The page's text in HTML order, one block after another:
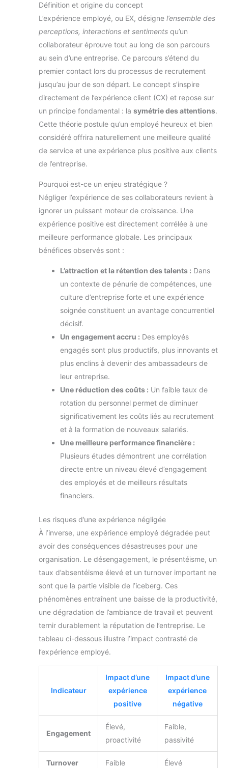
Définition et origine du concept
L’expérience employé, ou EX, désigne l’ensemble des
perceptions, interactions et sentiments qu’un
collaborateur éprouve tout au long de son parcours
au sein d’une entreprise. Ce parcours s’étend du
premier contact lors du processus de recrutement
jusqu’au jour de son départ. Le concept s’inspire
directement de l’expérience client (CX) et repose sur
un principe fondamental : la symétrie des attentions.
Cette théorie postule qu’un employé heureux et bien
considéré offrira naturellement une meilleure qualité
de service et une expérience plus positive aux clients
de l’entreprise.
Pourquoi est-ce un enjeu stratégique ?
Négliger l’expérience de ses collaborateurs revient à
ignorer un puissant moteur de croissance. Une
expérience positive est directement corrélée à une
meilleure performance globale. Les principaux
bénéfices observés sont :
L’attraction et la rétention des talents : Dans
un contexte de pénurie de compétences, une
culture d’entreprise forte et une expérience
soignée constituent un avantage concurrentiel
décisif.
Un engagement accru : Des employés
engagés sont plus productifs, plus innovants et
plus enclins à devenir des ambassadeurs de
leur entreprise.
Une réduction des coûts : Un faible taux de
rotation du personnel permet de diminuer
significativement les coûts liés au recrutement
et à la formation de nouveaux salariés.
Une meilleure performance financière :
Plusieurs études démontrent une corrélation
directe entre un niveau élevé d’engagement
des employés et de meilleurs résultats
financiers.
Les risques d’une expérience négligée
À l’inverse, une expérience employé dégradée peut
avoir des conséquences désastreuses pour une
organisation. Le désengagement, le présentéisme, un
taux d’absentéisme élevé et un turnover important ne
sont que la partie visible de l’iceberg. Ces
phénomènes entraînent une baisse de la productivité,
une dégradation de l’ambiance de travail et peuvent
ternir durablement la réputation de l’entreprise. Le
tableau ci-dessous illustre l’impact contrasté de
l’expérience employé.
Indicateur
Impact d’une
expérience
positive
Impact d’une
expérience
négative
Engagement
Élevé,
proactivité
Faible,
passivité
Turnover Faible Élevé